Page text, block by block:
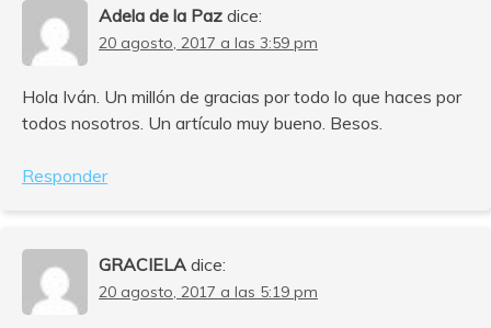
Adela de la Paz dice:
20 agosto, 2017 a las 3:59 pm
Hola Iván. Un millón de gracias por todo lo que haces por
todos nosotros. Un artículo muy bueno. Besos.
Responder
GRACIELA dice:
20 agosto, 2017 a las 5:19 pm